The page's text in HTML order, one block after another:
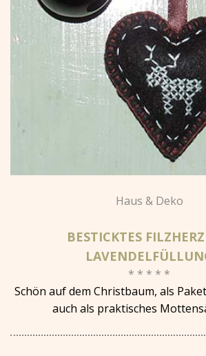
Haus & Deko
BESTICKTES
* * * * *
Schön auf dem Christbaum, als
auch als praktisches